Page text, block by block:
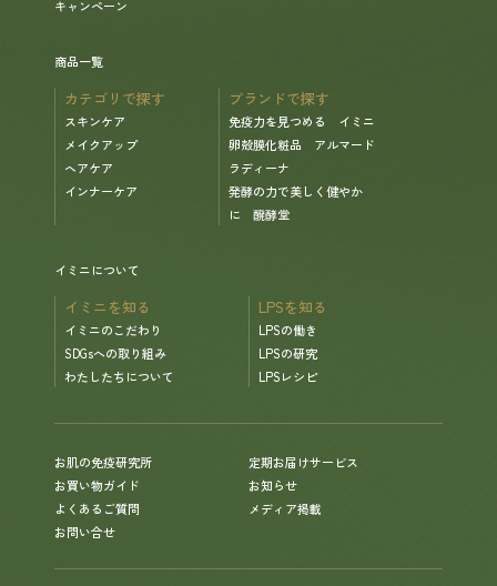
よくあるご質問
定期お届けサービス
お知らせ
お問い合せ
メディア掲載
キャンペーン
商品一覧
カテゴリで探す
スキンケア
メイクアップ
ヘアケア
インナーケア
ブランドで探す
免疫力を見つめる イミニ
卵殻膜化粧品 アルマード
ラディーナ
発酵の力で美しく健やか
に 醗酵堂
イミニについて
イミニを知る
イミニのこだわり
SDGsへの取り組み
わたしたちについて
LPSを知る
LPSの働き
LPSの研究
LPSレシピ
お肌の免疫研究所
定期お届けサービス
お買い物ガイド
お知らせ
よくあるご質問
メディア掲載
お問い合せ